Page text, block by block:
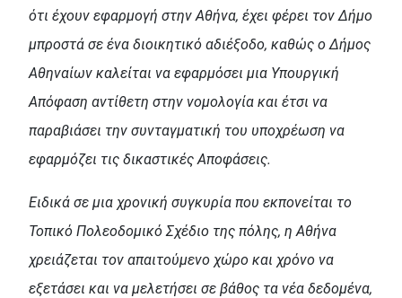
ότι έχουν εφαρμογή στην Αθήνα, έχει φέρει τον Δήμο
μπροστά σε ένα διοικητικό αδιέξοδο, καθώς ο Δήμος
Αθηναίων καλείται να εφαρμόσει μια Υπουργική
Απόφαση αντίθετη στην νομολογία και έτσι να
παραβιάσει την συνταγματική του υποχρέωση να
εφαρμόζει τις δικαστικές Αποφάσεις.
Ειδικά σε μια χρονική συγκυρία που εκπονείται το
Τοπικό Πολεοδομικό Σχέδιο της πόλης, η Αθήνα
χρειάζεται τον απαιτούμενο χώρο και χρόνο να
εξετάσει και να μελετήσει σε βάθος τα νέα δεδομένα,